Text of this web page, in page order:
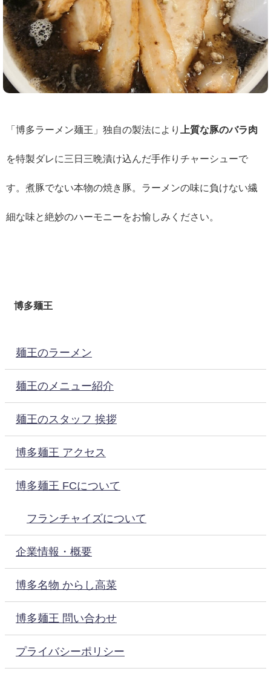
「博多ラーメン麺王」独自の製法により 上質な豚のバラ肉
を特製ダレに三日三晩漬け込んだ手作りチャーシューで
す。煮豚でない本物の焼き豚。ラーメンの味に負けない繊
細な味と絶妙のハーモニーをお愉しみください。
博多麺王
麺王のラーメン
麺王のメニュー紹介
麺王のスタッフ 挨拶
博多麺王 アクセス
博多麺王 FCについて
フランチャイズについて
企業情報・概要
博多名物 からし高菜
博多麺王 問い合わせ
プライバシーポリシー